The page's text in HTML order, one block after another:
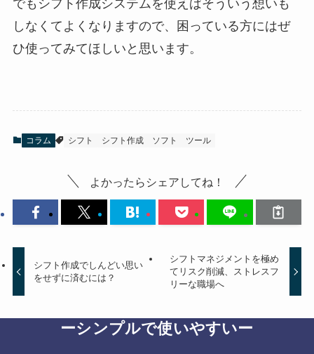
でもシフト作成システムを使えばそういう想いも
しなくてよくなりますので、困っている方にはぜ
ひ使ってみてほしいと思います。
コラム シフト シフト作成 ソフト ツール
よかったらシェアしてね！
シフト作成でしんどい思い
をせずに済むには？
シフトマネジメントを極め
てリスク削減、ストレスフ
リーな職場へ
ーシンプルで使いやすいー